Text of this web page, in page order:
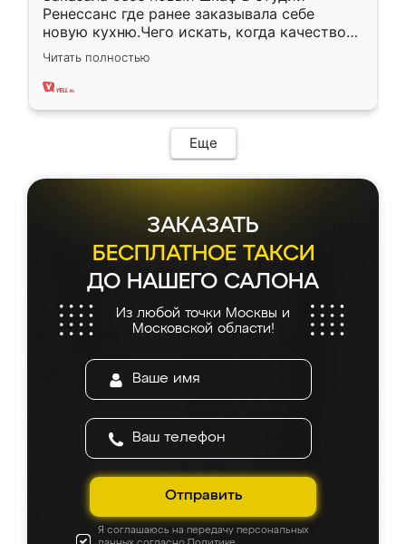
Ренессанс где ранее заказывала себе
новую кухню.Чего искать, когда качеством
вполне довольна. Служит кухня уже почти
два года, нареканий нет.
Читать полностью
Еще
ЗАКАЗАТЬ
БЕСПЛАТНОЕ ТАКСИ
ДО НАШЕГО САЛОНА
Из любой точки Москвы и
Московской области!
Отправить
Я соглашаюсь на передачу персональных